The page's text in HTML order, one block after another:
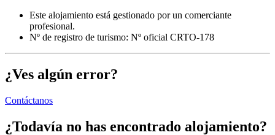
Este alojamiento está gestionado por un comerciante
profesional.
Nº de registro de turismo: Nº oficial CRTO-178
¿Ves algún error?
Contáctanos
¿Todavía no has encontrado alojamiento?